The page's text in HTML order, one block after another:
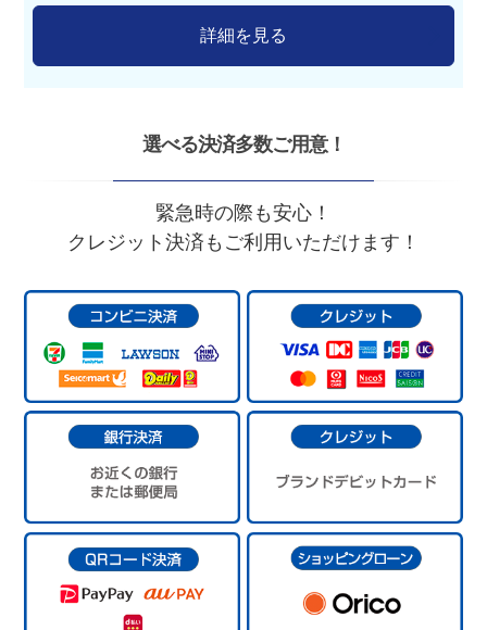
詳細を見る
選べる決済多数ご用意！
緊急時の際も安心！
クレジット決済もご利用いただけます！